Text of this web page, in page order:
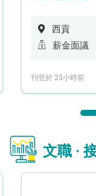
西貢
薪金面議
刊登於 23小時前
文職 ·